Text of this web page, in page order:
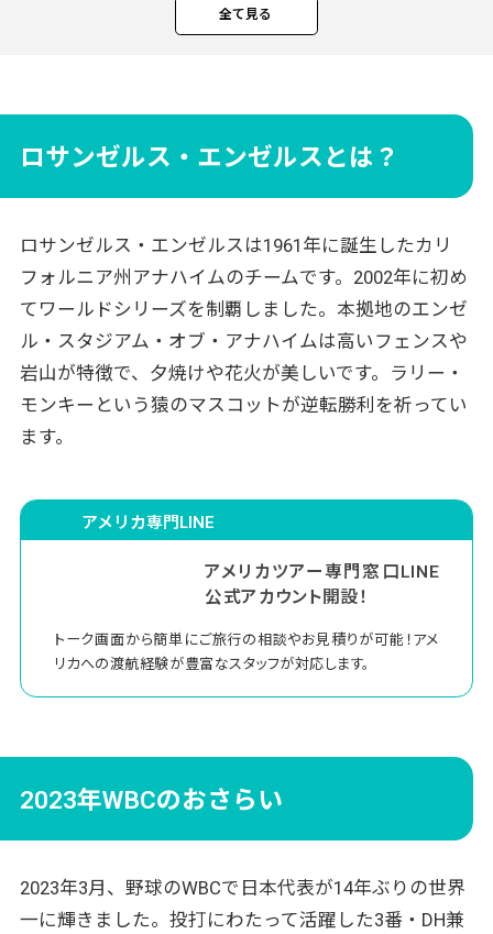
エンゼル・スタジアム 試合スケジュール
エンゼル・スタジアム 座席表
当社のロサンゼルスツアーはアレンジ自由自
在！
全て見る
ロサンゼルス・エンゼルスとは？
ロサンゼルス・エンゼルスは1961年に誕生したカリ
フォルニア州アナハイムのチームです。2002年に初め
てワールドシリーズを制覇しました。本拠地のエンゼ
ル・スタジアム・オブ・アナハイムは高いフェンスや
岩山が特徴で、夕焼けや花火が美しいです。ラリー・
モンキーという猿のマスコットが逆転勝利を祈ってい
ます。
アメリカ専門LINE
アメリカツアー専門窓口LINE
公式アカウント開設！
トーク画面から簡単にご旅行の相談やお見積りが可能！アメ
リカへの渡航経験が豊富なスタッフが対応します。
2023年WBCのおさらい
2023年3月、野球のWBCで日本代表が14年ぶりの世界
一に輝きました。投打にわたって活躍した3番・DH兼